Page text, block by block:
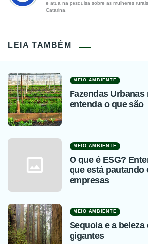
e atua na pesquisa sobre as mulheres
Catarina.
LEIA TAMBÉM
MEIO AMBIENTE
Fazendas Urbanas
entenda o que são
MEIO AMBIENTE
O que é ESG?
que está pautando
empresas
MEIO AMBIENTE
Sequoia e a beleza
gigantes